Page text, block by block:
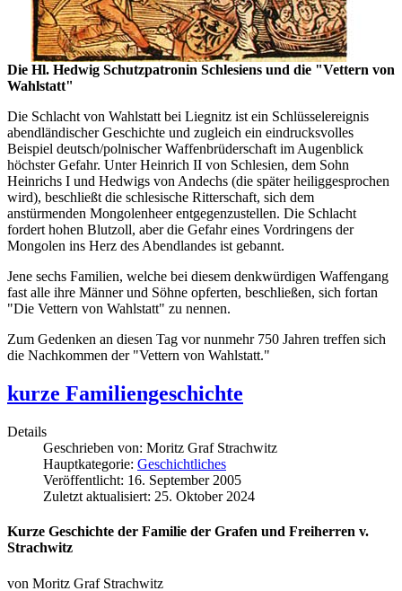
Die Hl. Hedwig Schutzpatronin Schlesiens und die "Vettern von
Wahlstatt"
Die Schlacht von Wahlstatt bei Liegnitz ist ein Schlüsselereignis
abendländischer Geschichte und zugleich ein eindrucksvolles
Beispiel deutsch/polnischer Waffenbrüderschaft im Augenblick
höchster Gefahr. Unter Heinrich II von Schlesien, dem Sohn
Heinrichs I und Hedwigs von Andechs (die später heiliggesprochen
wird), beschließt die schlesische Ritterschaft, sich dem
anstürmenden Mongolenheer entgegenzustellen. Die Schlacht
fordert hohen Blutzoll, aber die Gefahr eines Vordringens der
Mongolen ins Herz des Abendlandes ist gebannt.
Jene sechs Familien, welche bei diesem denkwürdigen Waffengang
fast alle ihre Männer und Söhne opferten, beschließen, sich fortan
"Die Vettern von Wahlstatt" zu nennen.
Zum Gedenken an diesen Tag vor nunmehr 750 Jahren treffen sich
die Nachkommen der "Vettern von Wahlstatt."
kurze Familiengeschichte
Details
Geschrieben von: Moritz Graf Strachwitz
Hauptkategorie: Geschichtliches
Veröffentlicht: 16. September 2005
Zuletzt aktualisiert: 25. Oktober 2024
Kurze Geschichte der Familie der Grafen und Freiherren v.
Strachwitz
von Moritz Graf Strachwitz